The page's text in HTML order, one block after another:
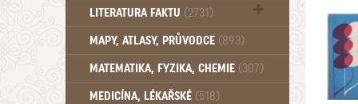
Dům a byt (102)
LITERATURA FAKTU (2731)
Katalogy (503)
MAPY, ATLASY, PRŮVODCE (893)
MATEMATIKA, FYZIKA, CHEMIE (307)
MEDICÍNA, LÉKAŘSKÉ (518)